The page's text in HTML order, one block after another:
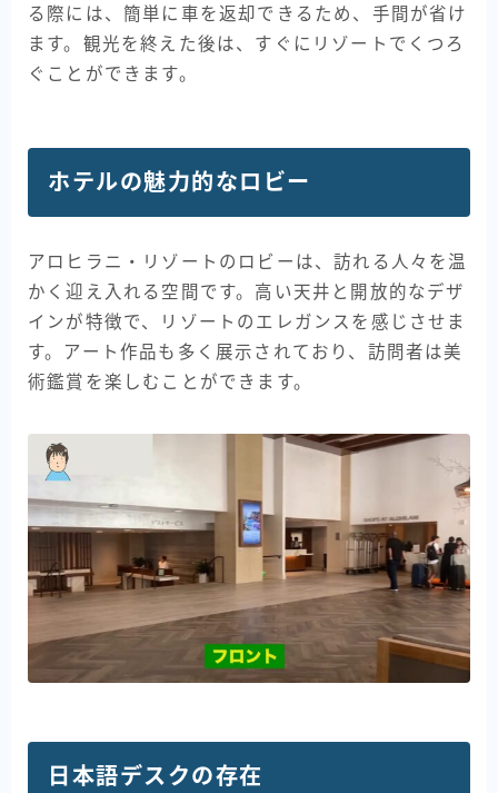
る際には、簡単に車を返却できるため、手間が省け
ます。観光を終えた後は、すぐにリゾートでくつろ
ぐことができます。
ホテルの魅力的なロビー
アロヒラニ・リゾートのロビーは、訪れる人々を温
かく迎え入れる空間です。高い天井と開放的なデザ
インが特徴で、リゾートのエレガンスを感じさせま
す。アート作品も多く展示されており、訪問者は美
術鑑賞を楽しむことができます。
日本語デスクの存在